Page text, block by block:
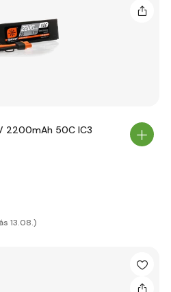
2200mAh 50C IC3
13.08.)